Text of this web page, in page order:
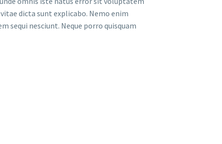
dicta sunt explicabo. Nemo enim
sequi nesciunt. Neque porro quisquam